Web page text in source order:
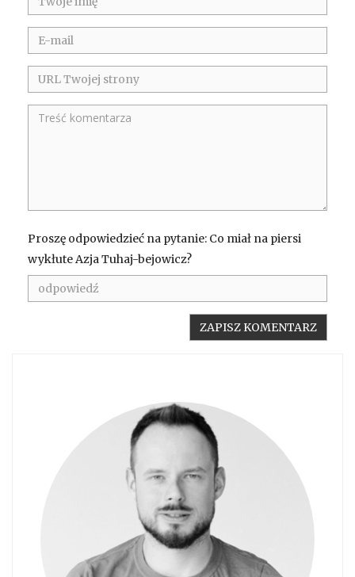
Proszę odpowiedzieć na pytanie: Co miał na piersi
wykłute Azja Tuhaj-bejowicz?